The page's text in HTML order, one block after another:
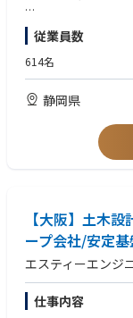
【次のような方は大歓
◆建築系の資格をお持
◆鉄に関する知識をお
◆設計ソフトを使用
従業員数
614名
静岡県
【大阪】土木
ープ会社/安定
エスティーエンジ
仕事内容